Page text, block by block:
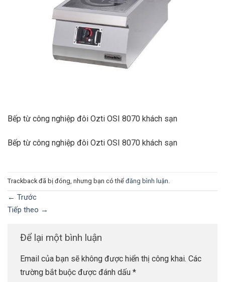
Bếp từ công nghiệp đôi Ozti OSI 8070 khách sạn
Bếp từ công nghiệp đôi Ozti OSI 8070 khách sạn
Trackback đã bị đóng, nhưng bạn có thể đăng bình luận
← Trước
Tiếp theo →
Để lại một bình luận
Email của bạn sẽ không được hiển thị công khai. Các
trường bắt buộc được đánh dấu *